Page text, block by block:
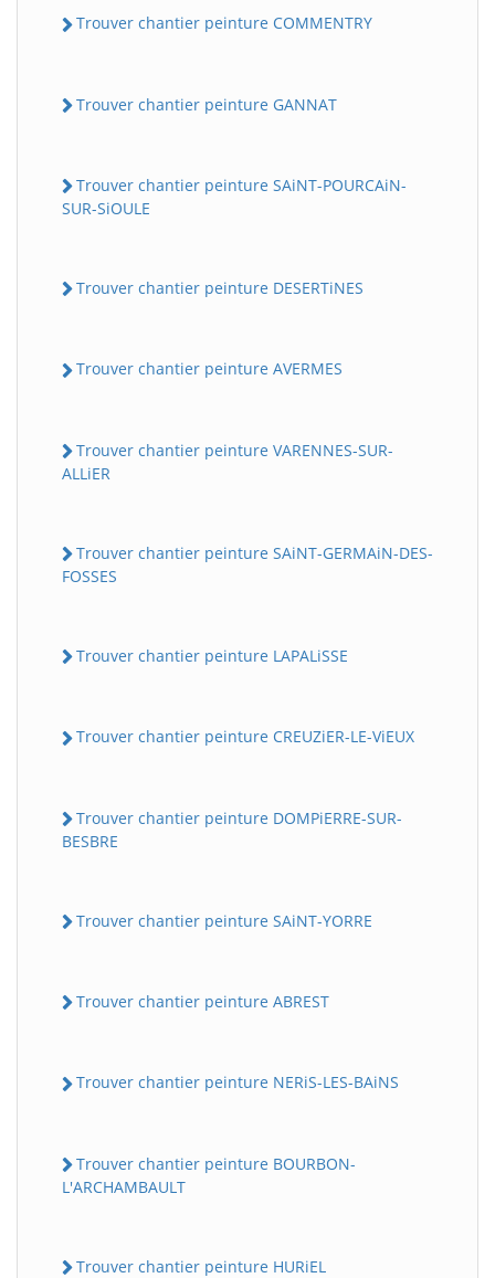
Trouver chantier peinture COMMENTRY
Trouver chantier peinture GANNAT
Trouver chantier peinture SAiNT-POURCAiN-
SUR-SiOULE
Trouver chantier peinture DESERTiNES
Trouver chantier peinture AVERMES
Trouver chantier peinture VARENNES-SUR-
ALLiER
Trouver chantier peinture SAiNT-GERMAiN-DES-
FOSSES
Trouver chantier peinture LAPALiSSE
Trouver chantier peinture CREUZiER-LE-ViEUX
Trouver chantier peinture DOMPiERRE-SUR-
BESBRE
Trouver chantier peinture SAiNT-YORRE
Trouver chantier peinture ABREST
Trouver chantier peinture NERiS-LES-BAiNS
Trouver chantier peinture BOURBON-
L'ARCHAMBAULT
Trouver chantier peinture HURiEL